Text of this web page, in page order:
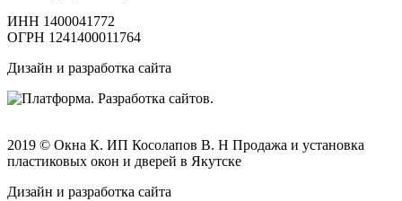
ИНН 1400041772
ОГРН 1241400011764
Дизайн и разработка сайта
2019 © Окна К. ИП Косолапов В. Н Продажа и установка
пластиковых окон и дверей в Якутске
Дизайн и разработка сайта